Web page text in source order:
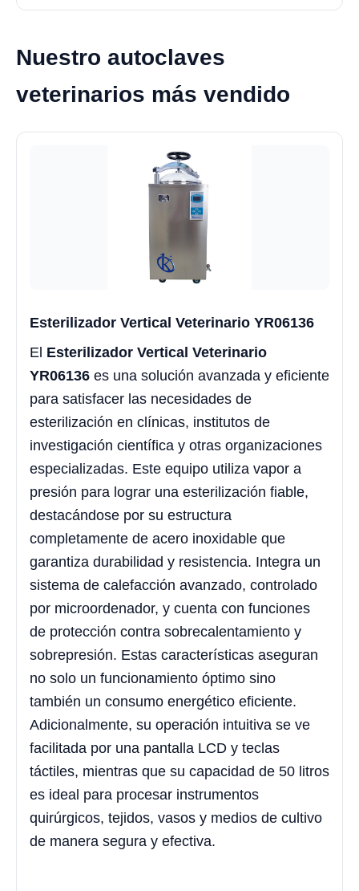
Nuestro autoclaves
veterinarios más vendido
Esterilizador Vertical Veterinario YR06136
El Esterilizador Vertical Veterinario
YR06136 es una solución avanzada y eficiente
para satisfacer las necesidades de
esterilización en clínicas, institutos de
investigación científica y otras organizaciones
especializadas. Este equipo utiliza vapor a
presión para lograr una esterilización fiable,
destacándose por su estructura
completamente de acero inoxidable que
garantiza durabilidad y resistencia. Integra un
sistema de calefacción avanzado, controlado
por microordenador, y cuenta con funciones
de protección contra sobrecalentamiento y
sobrepresión. Estas características aseguran
no solo un funcionamiento óptimo sino
también un consumo energético eficiente.
Adicionalmente, su operación intuitiva se ve
facilitada por una pantalla LCD y teclas
táctiles, mientras que su capacidad de 50 litros
es ideal para procesar instrumentos
quirúrgicos, tejidos, vasos y medios de cultivo
de manera segura y efectiva.